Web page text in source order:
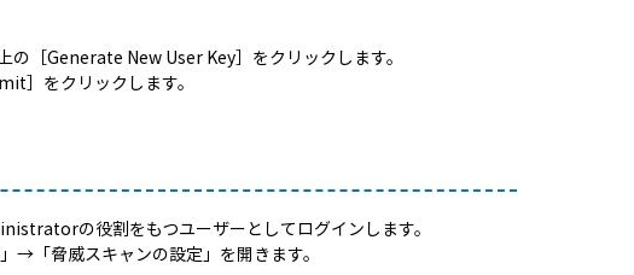
［Generate New User Key］をクリックします。
］をクリックします。
の役割をもつユーザーとしてログインします。
→「脅威スキャンの設定」を開きます。